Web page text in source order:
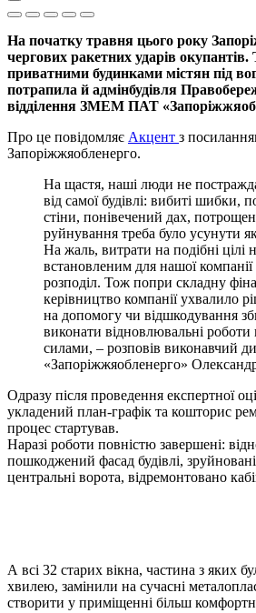
На початку травня цього року
чергових ракетних ударів окупантів.
приватними будинками містян під
потрапила й адмінбудівля
відділення ЗМЕМ ПАТ
Про це повідомляє Акцент з
Запоріжжяобленерго.
На щастя, наші люди не
від самої будівлі: вибиті шибки,
стіни, понівечений дах,
руйнування треба було усунути
На жаль, витрати на подібні цілі
встановленим для нашої
розподіл. Тож попри складну
керівництво компанії ухвалило
на допомогу чи відшкодування
виконати відновлювальні
силами, – розповів виконавчий
«Запоріжжяобленерго»
Одразу після проведення експертної
укладений план-графік та кошторис
процес стартував.
Наразі роботи повністю завершені:
пошкоджений фасад будівлі,
центральні ворота, відремонтовано
А всі 32 старих вікна, частина з яких
хвилею, замінили на сучасні
створити у приміщенні більш